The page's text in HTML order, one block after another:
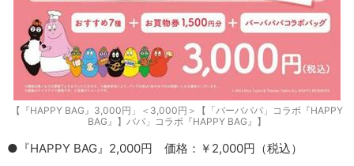
【『HAPPY BAG』3,000円」＜3,000円＞【「バーバパパ」コラボ『HAPPY
BAG』】パパ」コラボ『HAPPY BAG』】
●『HAPPY BAG』2,000円 価格：￥2,000円（税込）